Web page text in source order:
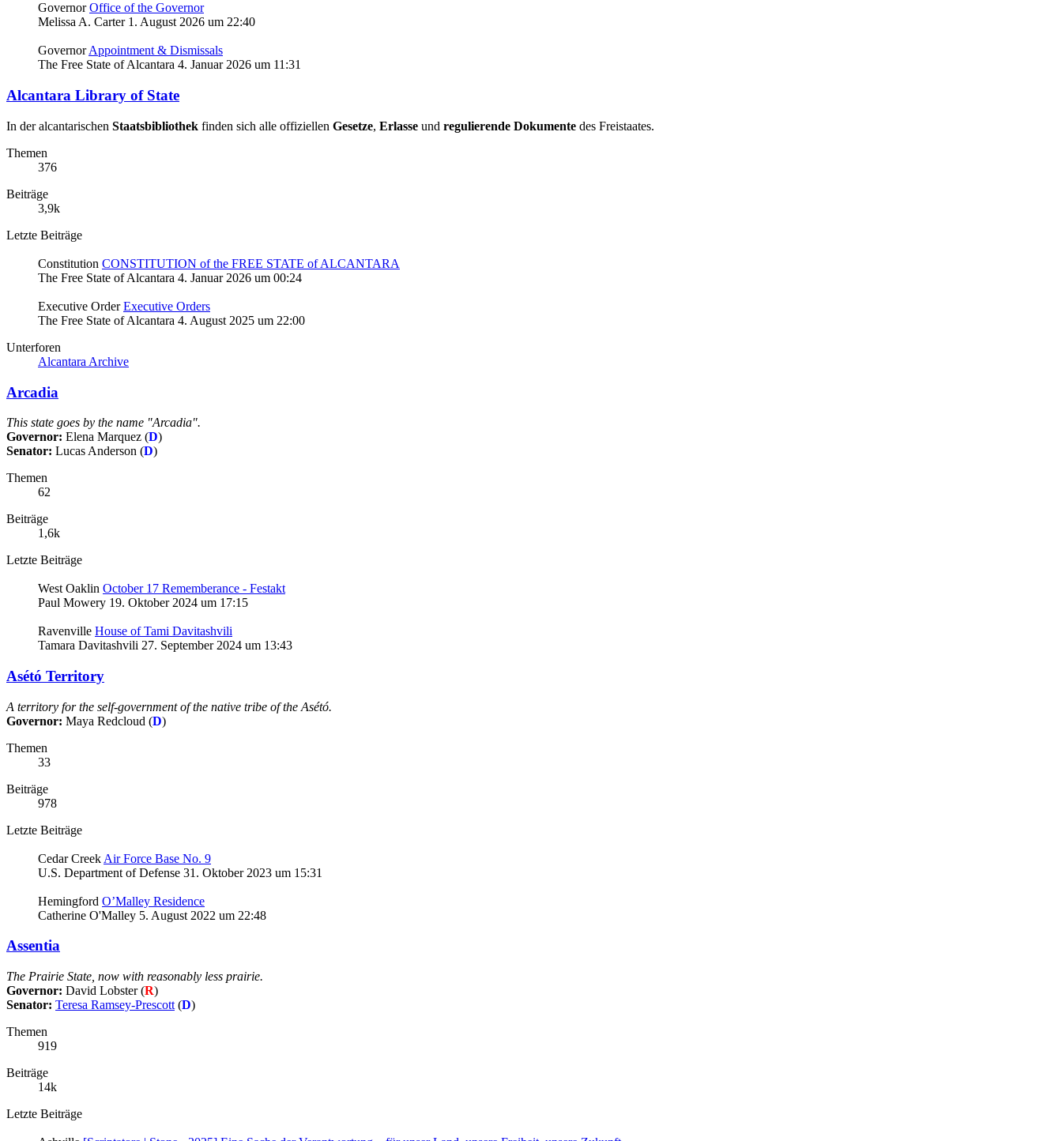
Governor Office of the Governor
Melissa A. Carter 1. August 2026 um 22:40
GovernorAppointment & Dismissals
The Free State of Alcantara 4. Januar 2026 um 11:31
Alcantara Library of State
In der alcantarischen Staatsbibliothek finden sich alle offiziellen Gesetze, Erlasse und regulierende Dokumente des Freistaates.
Themen
376
Beiträge
3,9k
Letzte Beiträge
Constitution CONSTITUTION of the FREE STATE of ALCANTARA
The Free State of Alcantara 4. Januar 2026 um 00:24
Executive Order Executive Orders
The Free State of Alcantara 4. August 2025 um 22:00
Unterforen
Alcantara Archive
Arcadia
This state goes by the name "Arcadia".
Governor: Elena Marquez (D)
Senator: Lucas Anderson (D)
Themen
62
Beiträge
1,6k
Letzte Beiträge
West Oaklin October 17 Rememberance - Festakt
Paul Mowery 19. Oktober 2024 um 17:15
Ravenville House of Tami Davitashvili
Tamara Davitashvili 27. September 2024 um 13:43
Asétó Territory
A territory for the self-government of the native tribe of the Asétó.
Governor: Maya Redcloud (D)
Themen
33
Beiträge
978
Letzte Beiträge
Cedar Creek Air Force Base No. 9
U.S. Department of Defense 31. Oktober 2023 um 15:31
Hemingford O’Malley Residence
Catherine O'Malley 5. August 2022 um 22:48
Assentia
The Prairie State, now with reasonably less prairie.
Governor: David Lobster(R)
Senator: Teresa Ramsey-Prescott (D)
Themen
919
Beiträge
14k
Letzte Beiträge